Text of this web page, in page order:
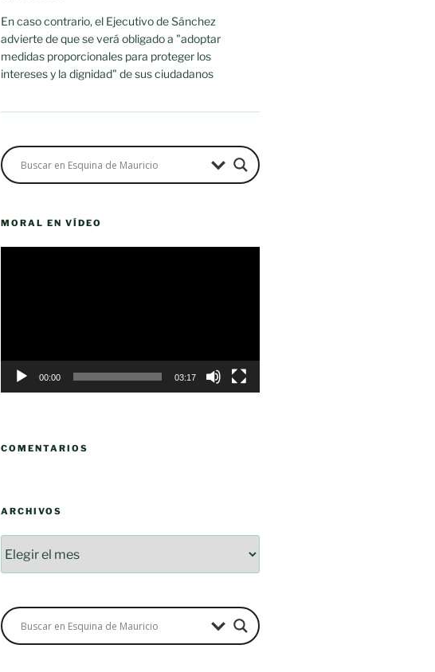
En caso contrario, el Ejecutivo de Sánchez
advierte de que se verá obligado a "adoptar
medidas proporcionales para proteger los
intereses y la dignidad" de sus ciudadanos
MORAL EN VÍDEO
00:00 03:17
COMENTARIOS
ARCHIVOS